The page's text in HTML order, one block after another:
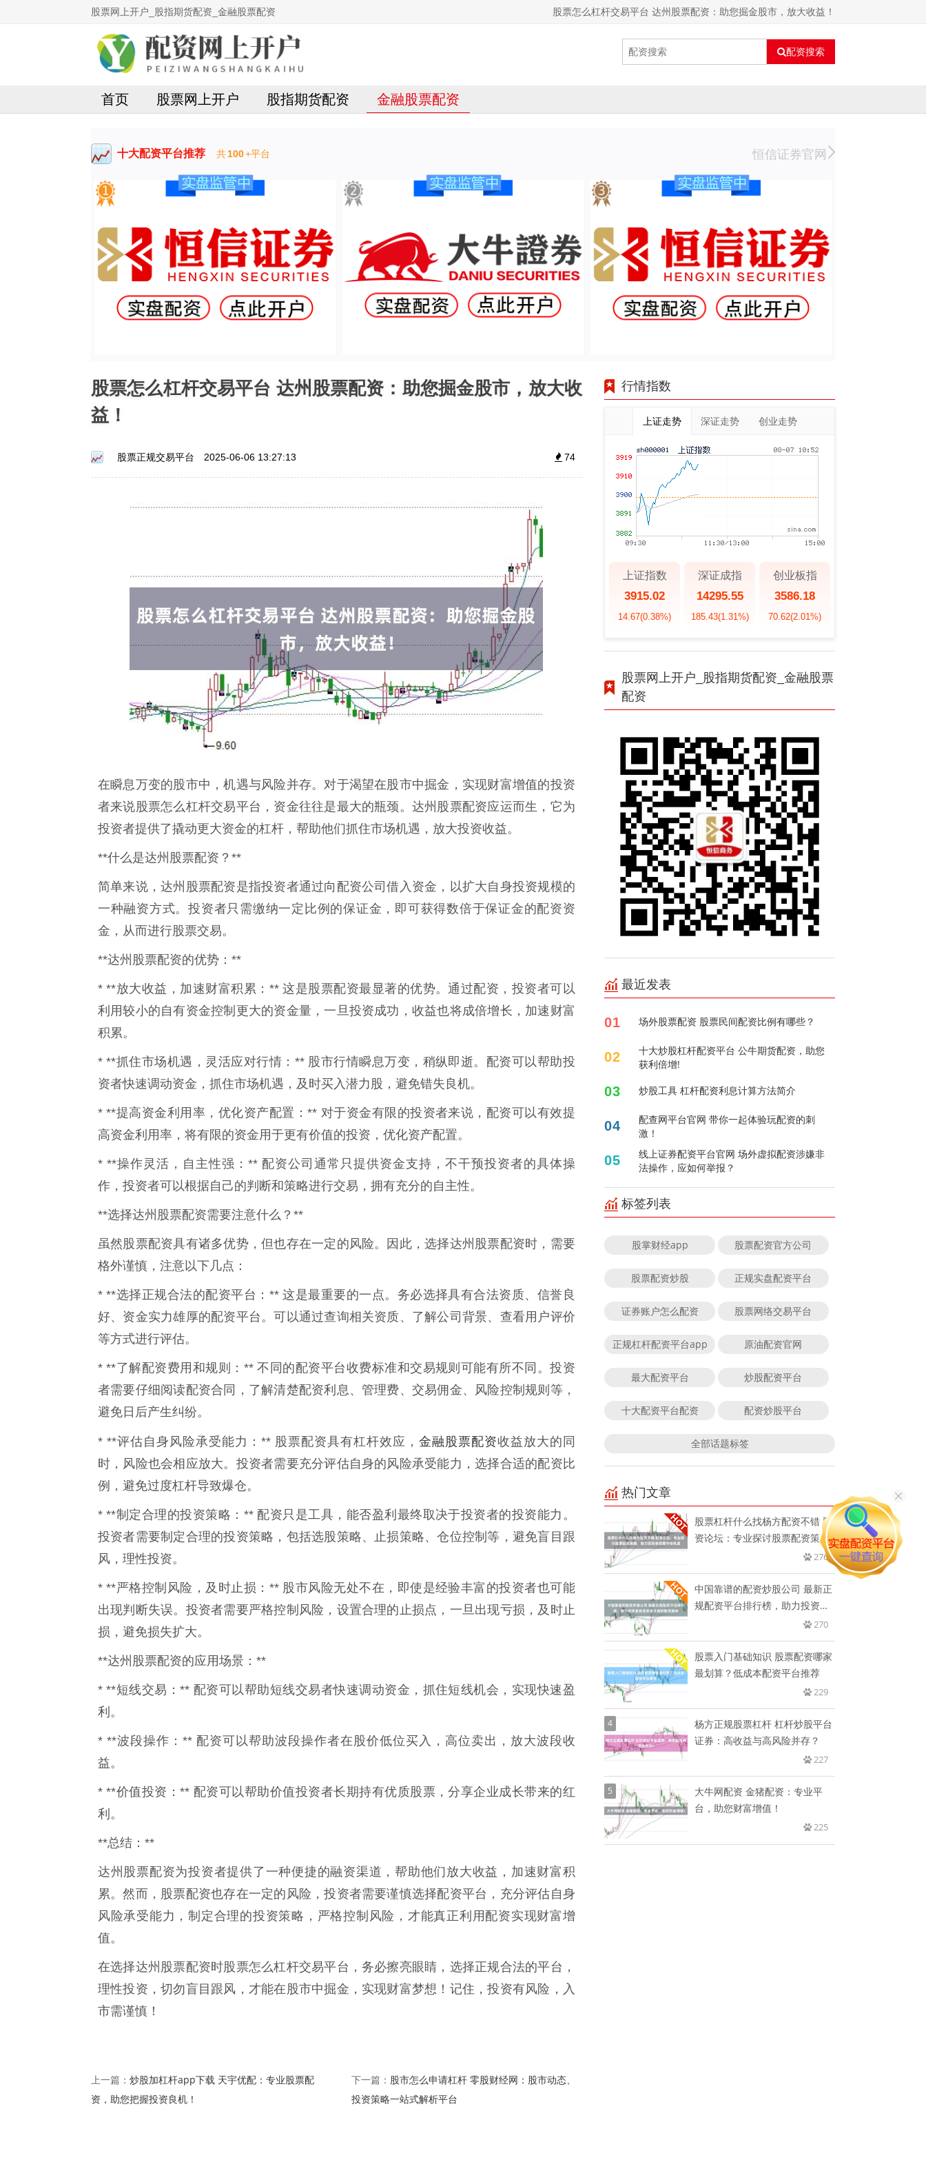
股票网上开户_股指期货配资_金融股票配资 股票怎么杠杆交易平台 达州股票配资：助您掘金股市，放大收益！
配资搜索
首页 股票网上开户 股指期货配资 金融股票配资
十大配资平台推荐 共100+平台 恒信证券官网
股票怎么杠杆交易平台 达州股票配资：助您掘金股市，放大收
益！
股票正规交易平台 2025-06-06 13:27:13 74
在瞬息万变的股市中，机遇与风险并存。对于渴望在股市中掘金，实现财富增值的投资
者来说股票怎么杠杆交易平台，资金往往是最大的瓶颈。达州股票配资应运而生，它为
投资者提供了撬动更大资金的杠杆，帮助他们抓住市场机遇，放大投资收益。
**什么是达州股票配资？**
简单来说，达州股票配资是指投资者通过向配资公司借入资金，以扩大自身投资规模的
一种融资方式。投资者只需缴纳一定比例的保证金，即可获得数倍于保证金的配资资
金，从而进行股票交易。
**达州股票配资的优势：**
* **放大收益，加速财富积累：** 这是股票配资最显著的优势。通过配资，投资者可以
利用较小的自有资金控制更大的资金量，一旦投资成功，收益也将成倍增长，加速财富
积累。
* **抓住市场机遇，灵活应对行情：** 股市行情瞬息万变，稍纵即逝。配资可以帮助投
资者快速调动资金，抓住市场机遇，及时买入潜力股，避免错失良机。
* **提高资金利用率，优化资产配置：** 对于资金有限的投资者来说，配资可以有效提
高资金利用率，将有限的资金用于更有价值的投资，优化资产配置。
* **操作灵活，自主性强：** 配资公司通常只提供资金支持，不干预投资者的具体操
作，投资者可以根据自己的判断和策略进行交易，拥有充分的自主性。
**选择达州股票配资需要注意什么？**
虽然股票配资具有诸多优势，但也存在一定的风险。因此，选择达州股票配资时，需要
格外谨慎，注意以下几点：
* **选择正规合法的配资平台：** 这是最重要的一点。务必选择具有合法资质、信誉良
好、资金实力雄厚的配资平台。可以通过查询相关资质、了解公司背景、查看用户评价
等方式进行评估。
* **了解配资费用和规则：** 不同的配资平台收费标准和交易规则可能有所不同。投资
者需要仔细阅读配资合同，了解清楚配资利息、管理费、交易佣金、风险控制规则等，
避免日后产生纠纷。
* **评估自身风险承受能力：** 股票配资具有杠杆效应， 金融股票配资收益放大的同
时，风险也会相应放大。投资者需要充分评估自身的风险承受能力，选择合适的配资比
例，避免过度杠杆导致爆仓。
* **制定合理的投资策略：** 配资只是工具，能否盈利最终取决于投资者的投资能力。
投资者需要制定合理的投资策略，包括选股策略、止损策略、仓位控制等，避免盲目跟
风，理性投资。
* **严格控制风险，及时止损：** 股市风险无处不在，即使是经验丰富的投资者也可能
出现判断失误。投资者需要严格控制风险，设置合理的止损点，一旦出现亏损，及时止
损，避免损失扩大。
**达州股票配资的应用场景：**
* **短线交易：** 配资可以帮助短线交易者快速调动资金，抓住短线机会，实现快速盈
利。
* **波段操作：** 配资可以帮助波段操作者在股价低位买入，高位卖出，放大波段收
益。
* **价值投资：** 配资可以帮助价值投资者长期持有优质股票，分享企业成长带来的红
利。
**总结：**
达州股票配资为投资者提供了一种便捷的融资渠道，帮助他们放大收益，加速财富积
累。然而，股票配资也存在一定的风险，投资者需要谨慎选择配资平台，充分评估自身
风险承受能力，制定合理的投资策略，严格控制风险，才能真正利用配资实现财富增
值。
在选择达州股票配资时股票怎么杠杆交易平台，务必擦亮眼睛，选择正规合法的平台，
理性投资，切勿盲目跟风，才能在股市中掘金，实现财富梦想！记住，投资有风险，入
市需谨慎！
上一篇： 炒股加杠杆app下载 天宇优配：专业股票配
资，助您把握投资良机！
下一篇： 股市怎么申请杠杆 零股财经网：股市动态、
投资策略一站式解析平台
行情指数
上证走势 深证走势 创业走势
上证指数
3915.02
14.67(0.38%)
深证成指
14295.55
185.43(1.31%)
创业板指
3586.18
70.62(2.01%)
股票网上开户_股指期货配资_金融股票
配资
最近发表
01 场外股票配资 股票民间配资比例有哪些？
02
十大炒股杠杆配资平台 公牛期货配资，助您
获利倍增!
03 炒股工具 杠杆配资利息计算方法简介
04
配查网平台官网 带你一起体验玩配资的刺
激！
05
线上证券配资平台官网 场外虚拟配资涉嫌非
法操作，应如何举报？
标签列表
股掌财经app 股票配资官方公司
股票配资炒股 正规实盘配资平台
证券账户怎么配资 股票网络交易平台
正规杠杆配资平台app 原油配资官网
最大配资平台 炒股配资平台
十大配资平台配资 配资炒股平台
全部话题标签
热门文章
股票杠杆什么找杨方配资不错 配
资论坛：专业探讨股票配资策
276
中国靠谱的配资炒股公司 最新正
规配资平台排行榜，助力投资者
270
股票入门基础知识 股票配资哪家
最划算？低成本配资平台推荐
229
4
杨方正规股票杠杆 杠杆炒股平台
证券：高收益与高风险并存？
227
5
大牛网配资 金猪配资：专业平
台，助您财富增值！
225